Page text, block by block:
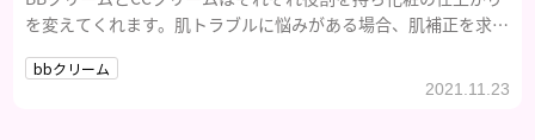
を変えてくれます。肌トラブルに悩みがある場合、肌補正を求め
bbクリーム
2021.11.23